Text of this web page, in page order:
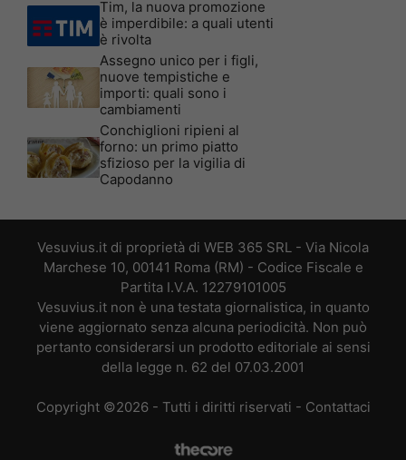
Tim, la nuova promozione
è imperdibile: a quali utenti
è rivolta
Assegno unico per i figli,
nuove tempistiche e
importi: quali sono i
cambiamenti
Conchiglioni ripieni al
forno: un primo piatto
sfizioso per la vigilia di
Capodanno
Vesuvius.it di proprietà di WEB 365 SRL - Via Nicola
Marchese 10, 00141 Roma (RM) - Codice Fiscale e
Partita I.V.A. 12279101005
Vesuvius.it non è una testata giornalistica, in quanto
viene aggiornato senza alcuna periodicità. Non può
pertanto considerarsi un prodotto editoriale ai sensi
della legge n. 62 del 07.03.2001
Copyright ©2026 - Tutti i diritti riservati - Contattaci